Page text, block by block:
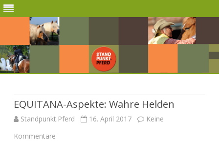
EQUITANA-Aspekte: Wahre Helden
Standpunkt.Pferd 16. April 2017
Keine
Kommentare